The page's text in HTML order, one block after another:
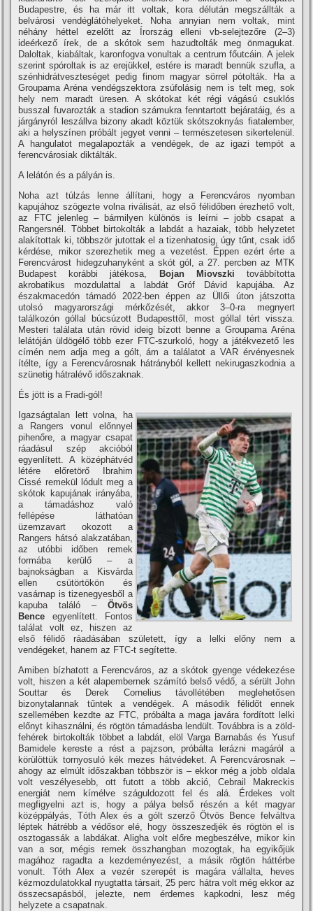
Budapestre, és ha már itt voltak, kora délután megszállták a
belvárosi vendéglátóhelyeket. Noha annyian nem voltak, mint
néhány héttel ezelőtt az Írország elleni vb-selejtezőre (2–3)
ideérkező írek, de a skótok sem hazudtolták meg önmagukat.
Daloltak, kiabáltak, karonfogva vonultak a centrum főutcáin. A jelek
szerint spóroltak is az erejükkel, estére is maradt bennük szufla, a
szénhidrátveszteséget pedig finom magyar sörrel pótolták. Ha a
Groupama Aréna vendégszektora zsúfolásig nem is telt meg, sok
hely nem maradt üresen. A skótokat két régi vágású csuklós
busszal fuvarozták a stadion számukra fenntartott bejáratáig, és a
járgányról leszállva bizony akadt köztük skótszoknyás fiatalember,
aki a helyszínen próbált jegyet venni – természetesen sikertelenül.
A hangulatot megalapozták a vendégek, de az igazi tempót a
ferencvárosiak diktálták.
A lelátón és a pályán is.
Noha azt túlzás lenne állítani, hogy a Ferencváros nyomban
kapujához szögezte volna riválisát, az első félidőben érezhető volt,
az FTC jelenleg – bármilyen különös is leírni – jobb csapat a
Rangersnél. Többet birtokolták a labdát a hazaiak, több helyzetet
alakítottak ki, többször jutottak el a tizenhatosig, úgy tűnt, csak idő
kérdése, mikor szerezhetik meg a vezetést. Éppen ezért érte a
Ferencvárost hidegzuhanyként a skót gól, a 27. percben az MTK
Budapest korábbi játékosa,
Bojan Miovszki továbbította
akrobatikus mozdulattal a labdát Gróf Dávid kapujába. Az
északmacedón támadó 2022-ben éppen az Üllői úton játszotta
utolsó magyarországi mérkőzését, akkor 3–0-ra megnyert
találkozón góllal búcsúzott Budapesttől, most góllal tért vissza.
Mesteri találata után rövid ideig bízott benne a Groupama Aréna
lelátóján üldögélő több ezer FTC-szurkoló, hogy a játékvezető les
címén nem adja meg a gólt, ám a találatot a VAR érvényesnek
ítélte, így a Ferencvárosnak hátrányból kellett nekirugaszkodnia a
szünetig hátralévő időszaknak.
És jött is a Fradi-gól!
Igazságtalan lett volna, ha
a Rangers vonul előnnyel
pihenőre, a magyar csapat
ráadásul szép akcióból
egyenlített. A középhátvéd
létére előretörő Ibrahim
Cissé remekül lódult meg a
skótok kapujának irányába,
a támadáshoz való
fellépése láthatóan
üzemzavart okozott a
Rangers hátsó alakzatában,
az utóbbi időben remek
formába kerülő – a
bajnokságban a Kisvárda
ellen csütörtökön és
vasárnap is tizenegyesből a
kapuba találó –Ötvös
Bence egyenlített. Fontos
találat volt ez, hiszen az
első félidő ráadásában született, így a lelki előny nem a
vendégeket, hanem az FTC-t segítette.
Amiben bízhatott a Ferencváros, az a skótok gyenge védekezése
volt, hiszen a két alapembernek számító belső védő, a sérült John
Souttar és Derek Cornelius távollétében meglehetősen
bizonytalannak tűntek a vendégek. A második félidőt ennek
szellemében kezdte az FTC, próbálta a maga javára fordított lelki
előnyt kihasználni, és rögtön támadásba lendült. Továbbra is a zöld-
fehérek birtokolták többet a labdát, elöl Varga Barnabás és Yusuf
Bamidele kereste a rést a pajzson, próbálta lerázni magáról a
körülöttük tornyosuló kék mezes hátvédeket. A Ferencvárosnak –
ahogy az elmúlt időszakban többször is – ekkor még a jobb oldala
volt veszélyesebb, ott futott a több akció, Cebrail Makreckis
energiát nem kímélve száguldozott fel és alá. Érdekes volt
megfigyelni azt is, hogy a pálya belső részén a két magyar
középpályás, Tóth Alex és a gólt szerző Ötvös Bence felváltva
léptek hátrébb a védősor elé, hogy összeszedjék és rögtön el is
osztogassák a labdákat. Aligha volt előre megbeszélve, mikor kin
van a sor, mégis remek összhangban mozogtak, ha egyikőjük
magához ragadta a kezdeményezést, a másik rögtön háttérbe
vonult. Tóth Alex a vezér szerepét is magára vállalta, heves
kézmozdulatokkal nyugtatta társait, 25 perc hátra volt még ekkor az
összecsapásból, jelezte, nem érdemes kapkodni, lesz még
helyzete a csapatnak.